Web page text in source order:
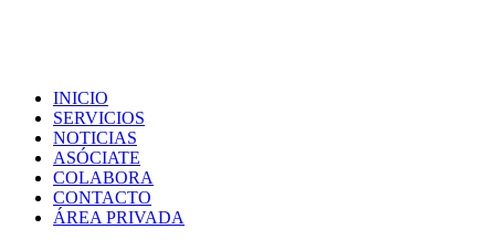
INICIO
SERVICIOS
NOTICIAS
ASÓCIATE
COLABORA
CONTACTO
ÁREA PRIVADA